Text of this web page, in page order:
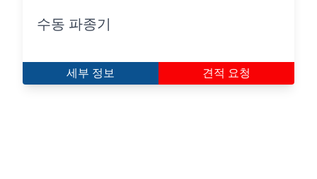
수동 파종기
세부 정보 견적 요청